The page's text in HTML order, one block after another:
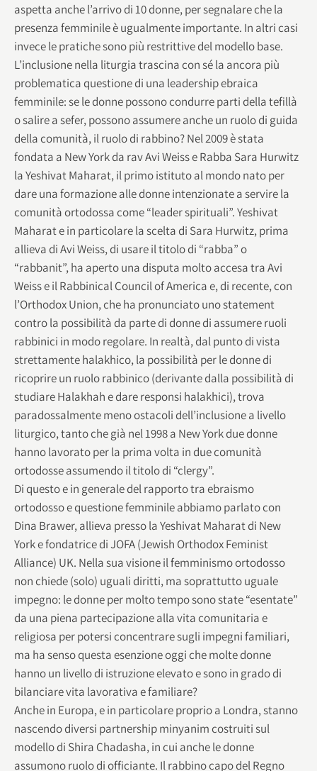
aspetta anche l’arrivo di 10 donne, per segnalare che la
presenza femminile è ugualmente importante. In altri casi
invece le pratiche sono più restrittive del modello base.
L’inclusione nella liturgia trascina con sé la ancora più
problematica questione di una leadership ebraica
femminile: se le donne possono condurre parti della tefillà
o salire a sefer, possono assumere anche un ruolo di guida
della comunità, il ruolo di rabbino? Nel 2009 è stata
fondata a New York da rav Avi Weiss e Rabba Sara Hurwitz
la Yeshivat Maharat, il primo istituto al mondo nato per
dare una formazione alle donne intenzionate a servire la
comunità ortodossa come “leader spirituali”. Yeshivat
Maharat e in particolare la scelta di Sara Hurwitz, prima
allieva di Avi Weiss, di usare il titolo di “rabba” o
“rabbanit”, ha aperto una disputa molto accesa tra Avi
Weiss e il Rabbinical Council of America e, di recente, con
l’Orthodox Union, che ha pronunciato uno statement
contro la possibilità da parte di donne di assumere ruoli
rabbinici in modo regolare. In realtà, dal punto di vista
strettamente halakhico, la possibilità per le donne di
ricoprire un ruolo rabbinico (derivante dalla possibilità di
studiare Halakhah e dare responsi halakhici), trova
paradossalmente meno ostacoli dell’inclusione a livello
liturgico, tanto che già nel 1998 a New York due donne
hanno lavorato per la prima volta in due comunità
ortodosse assumendo il titolo di “clergy”.
Di questo e in generale del rapporto tra ebraismo
ortodosso e questione femminile abbiamo parlato con
Dina Brawer, allieva presso la Yeshivat Maharat di New
York e fondatrice di JOFA (Jewish Orthodox Feminist
Alliance) UK. Nella sua visione il femminismo ortodosso
non chiede (solo) uguali diritti, ma soprattutto uguale
impegno: le donne per molto tempo sono state “esentate”
da una piena partecipazione alla vita comunitaria e
religiosa per potersi concentrare sugli impegni familiari,
ma ha senso questa esenzione oggi che molte donne
hanno un livello di istruzione elevato e sono in grado di
bilanciare vita lavorativa e familiare?
Anche in Europa, e in particolare proprio a Londra, stanno
nascendo diversi partnership minyanim costruiti sul
modello di Shira Chadasha, in cui anche le donne
assumono ruolo di officiante. Il rabbino capo del Regno